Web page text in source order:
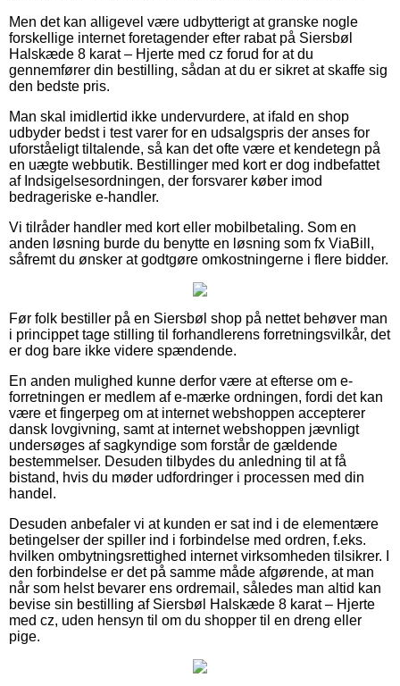
Men det kan alligevel være udbytterigt at granske nogle
forskellige internet foretagender efter rabat på Siersbøl
Halskæde 8 karat – Hjerte med cz forud for at du
gennemfører din bestilling, sådan at du er sikret at skaffe sig
den bedste pris.
Man skal imidlertid ikke undervurdere, at ifald en shop
udbyder bedst i test varer for en udsalgspris der anses for
uforståeligt tiltalende, så kan det ofte være et kendetegn på
en uægte webbutik. Bestillinger med kort er dog indbefattet
af Indsigelsesordningen, der forsvarer køber imod
bedrageriske e-handler.
Vi tilråder handler med kort eller mobilbetaling. Som en
anden løsning burde du benytte en løsning som fx ViaBill,
såfremt du ønsker at godtgøre omkostningerne i flere bidder.
Før folk bestiller på en Siersbøl shop på nettet behøver man
i princippet tage stilling til forhandlerens forretningsvilkår, det
er dog bare ikke videre spændende.
En anden mulighed kunne derfor være at efterse om e-
forretningen er medlem af e-mærke ordningen, fordi det kan
være et fingerpeg om at internet webshoppen accepterer
dansk lovgivning, samt at internet webshoppen jævnligt
undersøges af sagkyndige som forstår de gældende
bestemmelser. Desuden tilbydes du anledning til at få
bistand, hvis du møder udfordringer i processen med din
handel.
Desuden anbefaler vi at kunden er sat ind i de elementære
betingelser der spiller ind i forbindelse med ordren, f.eks.
hvilken ombytningsrettighed internet virksomheden tilsikrer. I
den forbindelse er det på samme måde afgørende, at man
når som helst bevarer ens ordremail, således man altid kan
bevise sin bestilling af Siersbøl Halskæde 8 karat – Hjerte
med cz, uden hensyn til om du shopper til en dreng eller
pige.